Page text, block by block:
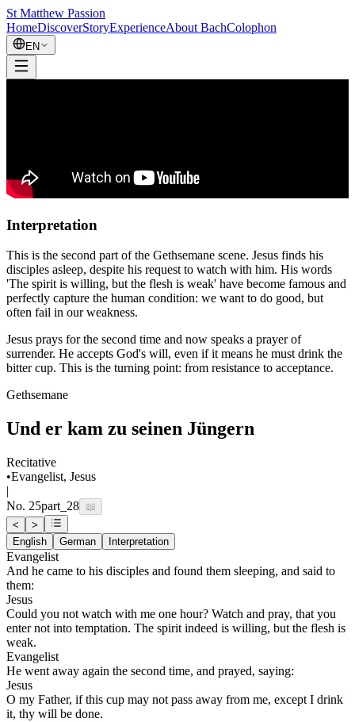
St Matthew Passion
HomeDiscoverStoryExperienceAbout BachColophon
EN
Interpretation
This is the second part of the Gethsemane scene. Jesus finds his
disciples asleep, despite his request to watch with him. His words
'The spirit is willing, but the flesh is weak' have become famous and
perfectly capture the human condition: we want to do good, but
often fail in our weakness.
Jesus prays for the second time and now speaks a prayer of
surrender. He accepts God's will, even if it means he must drink the
bitter cup. This is the turning point: from resistance to acceptance.
Gethsemane
Und er kam zu seinen Jüngern
Recitative
•Evangelist, Jesus
|
No. 25part_28 📖
<
>
English
German Interpretation
Evangelist
And he came to his disciples and found them sleeping, and said to
them:
Jesus
Could you not watch with me one hour? Watch and pray, that you
enter not into temptation. The spirit indeed is willing, but the flesh is
weak.
Evangelist
He went away again the second time, and prayed, saying:
Jesus
O my Father, if this cup may not pass away from me, except I drink
it, thy will be done.